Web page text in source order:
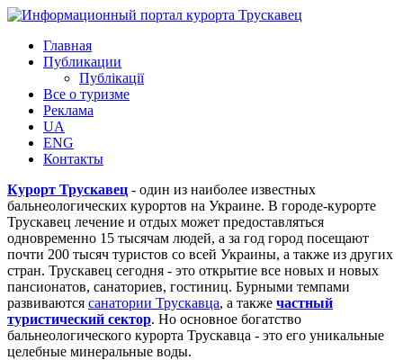
Главная
Публикации
Публікації
Все о туризме
Реклама
UA
ENG
Контакты
Курорт Трускавец - один из наиболее известных
бальнеологических курортов на Украине. В городе-курорте
Трускавец лечение и отдых может предоставляться
одновременно 15 тысячам людей, а за год город посещают
почти 200 тысяч туристов со всей Украины, а также из других
стран. Трускавец сегодня - это открытие все новых и новых
пансионатов, санаториев, гостиниц. Бурными темпами
развиваются санатории Трускавца, а также частный
туристический сектор. Но основное богатство
бальнеологического курорта Трускавца - это его уникальные
целебные минеральные воды.